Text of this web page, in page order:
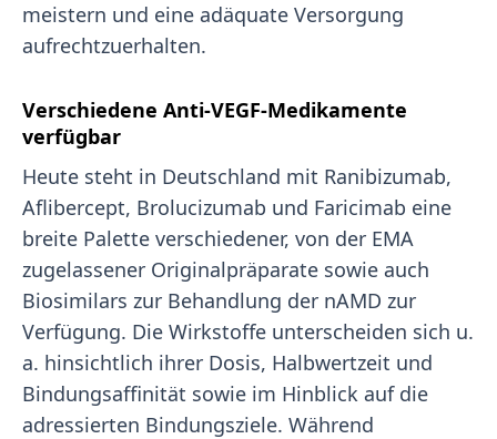
meistern und eine adäquate Versorgung
aufrechtzuerhalten.
Verschiedene Anti-VEGF-Medikamente
verfügbar
Heute steht in Deutschland mit Ranibizumab,
Aflibercept, Brolucizumab und Faricimab eine
breite Palette verschiedener, von der EMA
zugelassener Originalpräparate sowie auch
Biosimilars zur Behandlung der nAMD zur
Verfügung. Die Wirkstoffe unterscheiden sich u.
a. hinsichtlich ihrer Dosis, Halbwertzeit und
Bindungsaffinität sowie im Hinblick auf die
adressierten Bindungsziele. Während